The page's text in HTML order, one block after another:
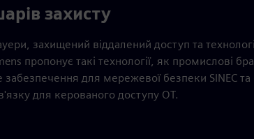
захисту
захищений віддалений доступ та
пропонує такі технології, як промислові
забезпечення для мережевої безпеки SINEC та
для керованого доступу OT.